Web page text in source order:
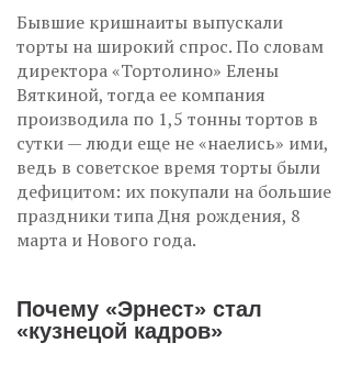
Бывшие кришнаиты выпускали
торты на широкий спрос. По словам
директора «Тортолино» Елены
Вяткиной, тогда ее компания
производила по 1,5 тонны тортов в
сутки — люди еще не «наелись» ими,
ведь в советское время торты были
дефицитом: их покупали на большие
праздники типа Дня рождения, 8
марта и Нового года.
Почему «Эрнест» стал
«кузнецой кадров»